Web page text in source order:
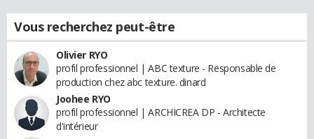
Vous recherchez peut-être
Olivier RYO
profil professionnel | ABC texture - Responsable de
production chez abc texture. dinard
Joohee RYO
profil professionnel | ARCHICREA DP - Architecte
d'intérieur